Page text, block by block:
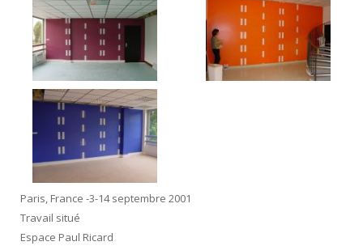
Paris, France -3-14 septembre 2001
Travail situé
Espace Paul Ricard